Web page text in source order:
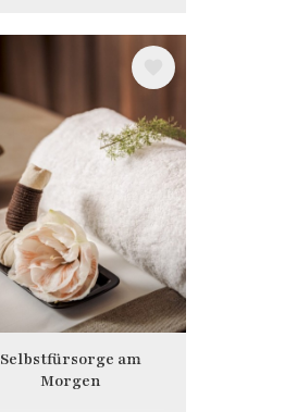
Selbstfürsorge am
Morgen